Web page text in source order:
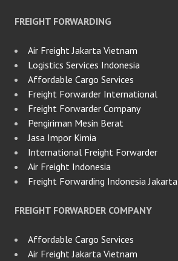
FREIGHT FORWARDING
Air Freight Jakarta Vietnam
Logistics Services Indonesia
Affordable Cargo Services
Freight Forwarder International
Freight Forwarder Company
Pengiriman Mesin Berat
Jasa Impor Kimia
International Freight Forwarder
Air Freight Indonesia
Freight Forwarding Indonesia Jakarta
FREIGHT FORWARDER COMPANY
Affordable Cargo Services
Air Freight Jakarta Vietnam